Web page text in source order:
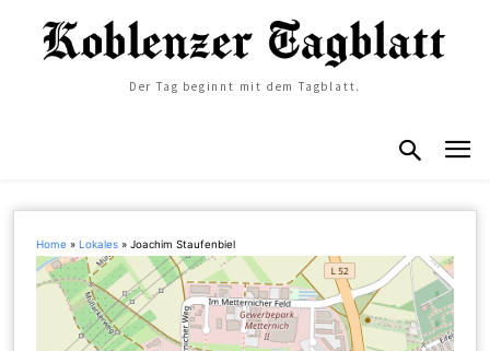
Der Tag beginnt mit dem Tagblatt.
Home »Lokales »Joachim Staufenbiel